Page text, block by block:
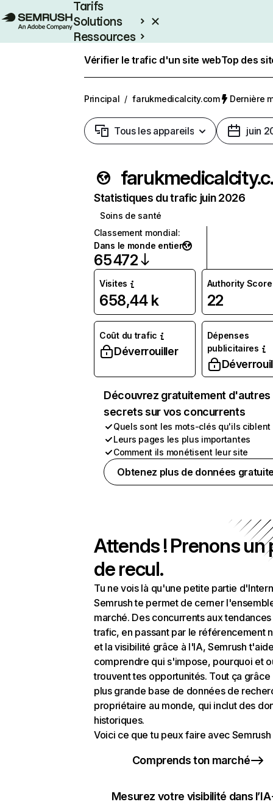
Tarifs
Solutions
Ressources
Vérifier le trafic d'un site webTop des
Principal / farukmedicalcity.com Dernière
Tous les appareils juin
Statistiques du trafic juin 2026
Soins de santé
Classement mondial:
Dans le monde entier
65 472
Visites
658,44 k
Authority Score
22
Coût du trafic
Déverrouiller
Dépenses
publicitaires
Découvrez gratuitement d'autres
secrets sur vos concurrents
Quels sont les mots-clés qu'ils ciblent
Leurs pages les plus importantes
Comment ils monétisent leur site
Obtenez plus de données
Attends ! Prenons un
de recul.
Tu ne vois là qu'une petite partie
Semrush te permet de cerner
marché. Des concurrents aux
trafic, en passant par le référencement
et la visibilité grâce à l'IA, Semrush
comprendre qui s'impose, pourquoi et
trouvent tes opportunités. Tout ça grâce
plus grande base de données de
propriétaire au monde, qui inclut des
historiques.
Voici ce que tu peux faire avec Semrush
Comprends ton marché
Mesurez votre visibilité dans l’IA